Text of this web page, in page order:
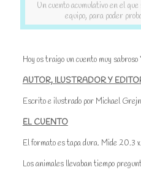
Un cuento acumulativo en el
equipo, para poder
Hoy os traigo un cuento muy sabroso
AUTOR, ILUSTRADOR Y
Escrito e ilustrado por Michael
EL CUENTO
El formato es tapa dura. Mide 20.3
Los animales llevaban tiempo